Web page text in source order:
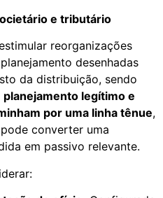
e tributário
reorganizações
desenhadas
da distribuição, sendo
planejamento legítimo e
por uma linha tênue,
converter uma
em passivo relevante.